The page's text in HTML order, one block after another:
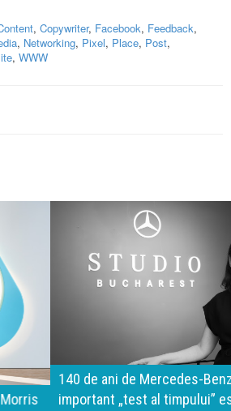
, Copywriter, Facebook, Feedback,
, Networking, Pixel, Place, Post,
, WWW
Benz. Ramona Pîrlog: Cel mai
este să inovăm constant, dar